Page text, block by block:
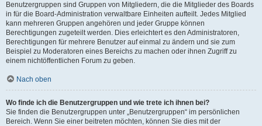
Benutzergruppen sind Gruppen von Mitgliedern, die die Mitglieder des Boards
in für die Board-Administration verwaltbare Einheiten aufteilt. Jedes Mitglied
kann mehreren Gruppen angehören und jeder Gruppe können
Berechtigungen zugeteilt werden. Dies erleichtert es den Administratoren,
Berechtigungen für mehrere Benutzer auf einmal zu ändern und sie zum
Beispiel zu Moderatoren eines Bereichs zu machen oder ihnen Zugriff zu
einem nichtöffentlichen Forum zu geben.
Nach oben
Wo finde ich die Benutzergruppen und wie trete ich ihnen bei?
Sie finden die Benutzergruppen unter „Benutzergruppen“ im persönlichen
Bereich. Wenn Sie einer beitreten möchten, können Sie dies mit der